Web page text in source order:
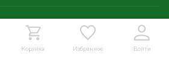
Корзина Избранное Войти